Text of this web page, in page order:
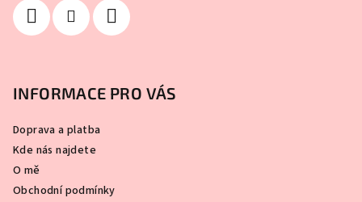
INFORMACE PRO VÁS
Doprava a platba
Kde nás najdete
O mě
Obchodní podmínky